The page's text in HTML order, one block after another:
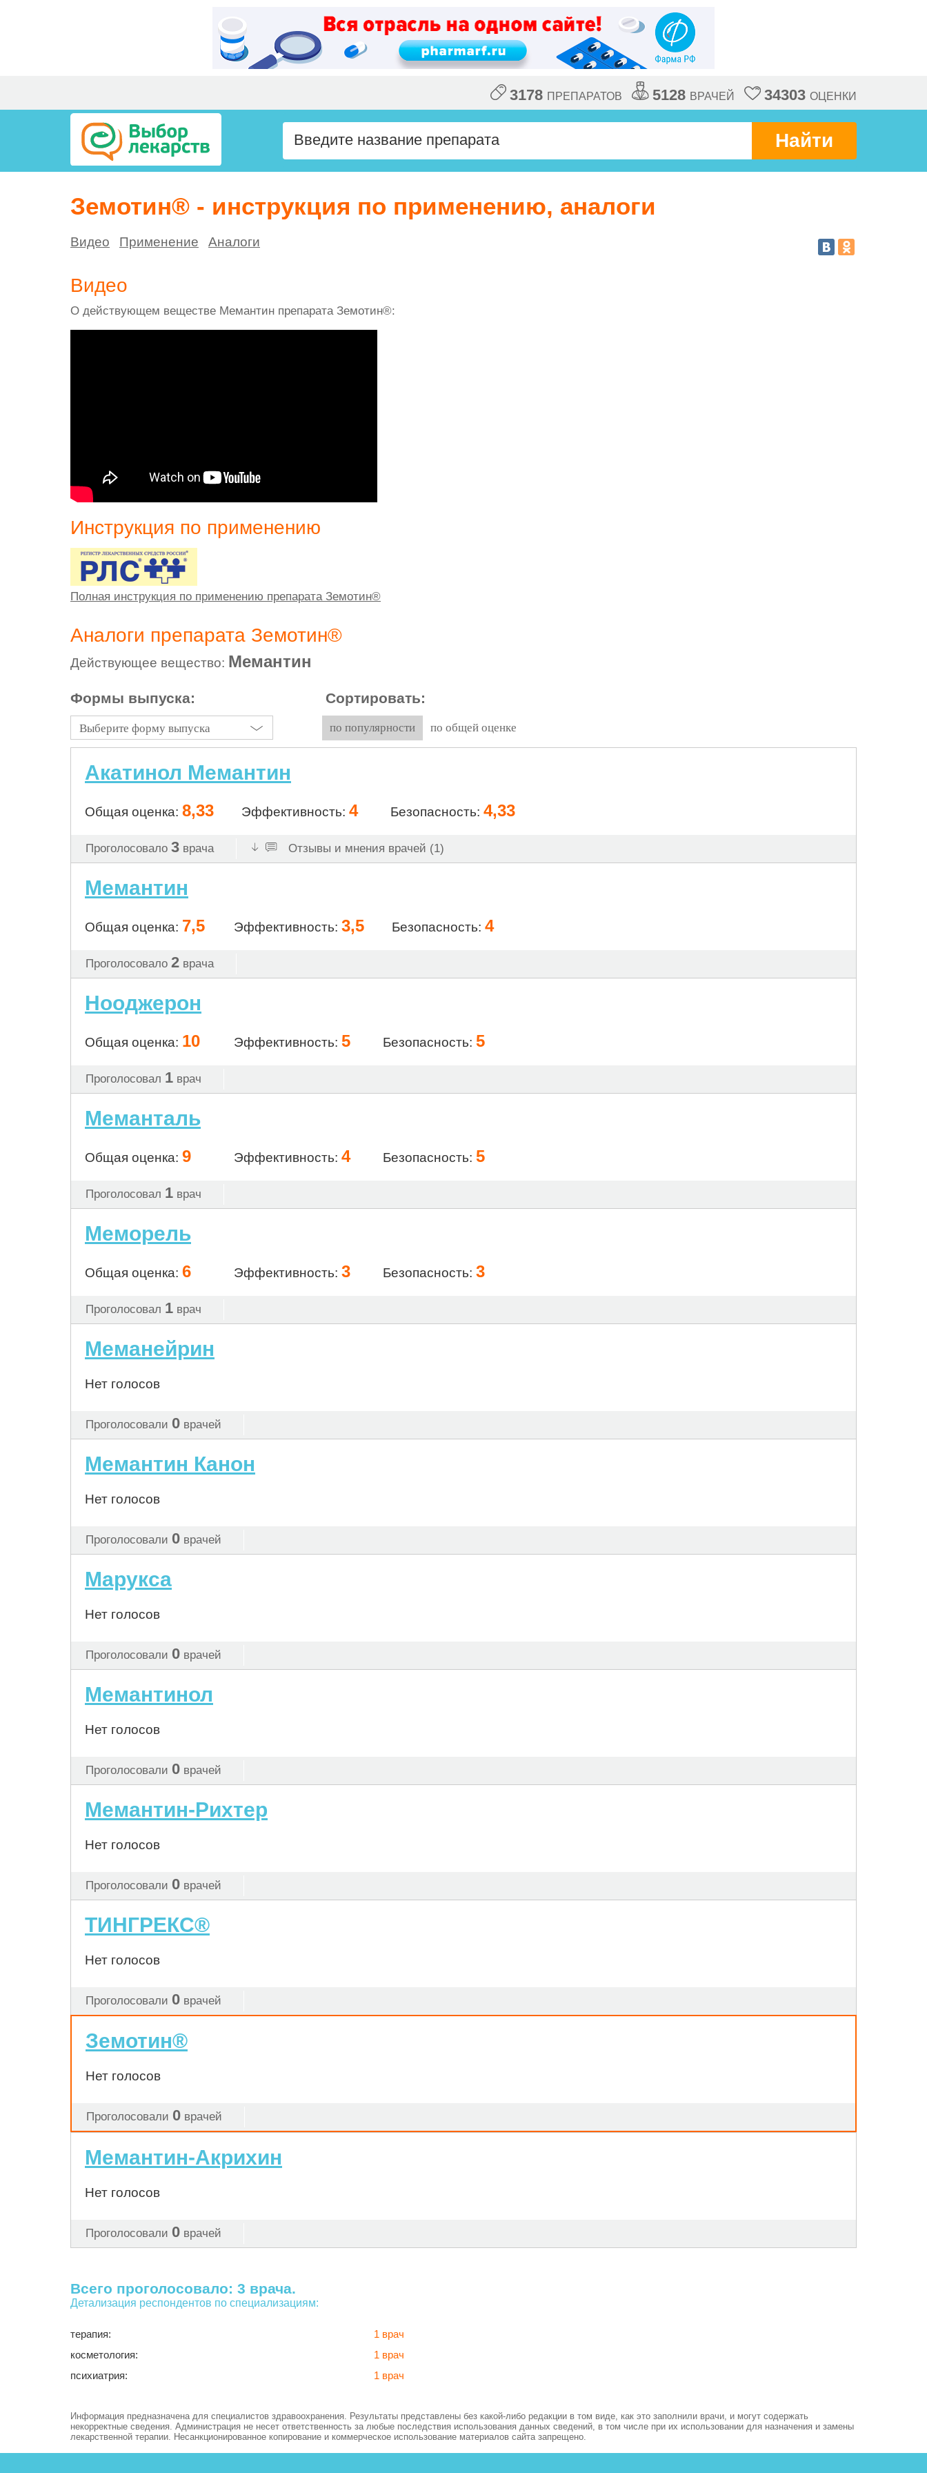
3178 ПРЕПАРАТОВ 5128 ВРАЧЕЙ 34303 ОЦЕНКИ
Найти
Земотин® - инструкция по применению, аналоги
Видео Применение Аналоги
Видео
О действующем веществе Мемантин препарата Земотин®:
Инструкция по применению
Полная инструкция по применению препарата Земотин®
Аналоги препарата Земотин®
Действующее вещество: Мемантин
Формы выпуска:
Выберите форму выпуска
Сортировать:
по популярности по общей оценке
Акатинол Мемантин
Общая оценка: 8,33 Эффективность: 4 Безопасность: 4,33
Проголосовало 3 врача Отзывы и мнения врачей (1)
Мемантин
Общая оценка: 7,5 Эффективность: 3,5 Безопасность: 4
Проголосовало 2 врача
Нооджерон
Общая оценка: 10 Эффективность: 5 Безопасность: 5
Проголосовал 1 врач
Меманталь
Общая оценка: 9 Эффективность: 4 Безопасность: 5
Проголосовал 1 врач
Меморель
Общая оценка: 6 Эффективность: 3 Безопасность: 3
Проголосовал 1 врач
Меманейрин
Нет голосов
Проголосовали 0 врачей
Мемантин Канон
Нет голосов
Проголосовали 0 врачей
Марукса
Нет голосов
Проголосовали 0 врачей
Мемантинол
Нет голосов
Проголосовали 0 врачей
Мемантин-Рихтер
Нет голосов
Проголосовали 0 врачей
ТИНГРЕКС®
Нет голосов
Проголосовали 0 врачей
Земотин®
Нет голосов
Проголосовали 0 врачей
Мемантин-Акрихин
Нет голосов
Проголосовали 0 врачей
Всего проголосовало: 3 врача.
Детализация респондентов по специализациям:
терапия:
1 врач
косметология:
1 врач
психиатрия:
1 врач
Информация предназначена для специалистов здравоохранения. Результаты представлены без какой-либо редакции в том виде, как это заполнили врачи, и могут содержать
некорректные сведения. Администрация не несет ответственность за любые последствия использования данных сведений, в том числе при их использовании для назначения и замены
лекарственной терапии. Несанкционированное копирование и коммерческое использование материалов сайта запрещено.